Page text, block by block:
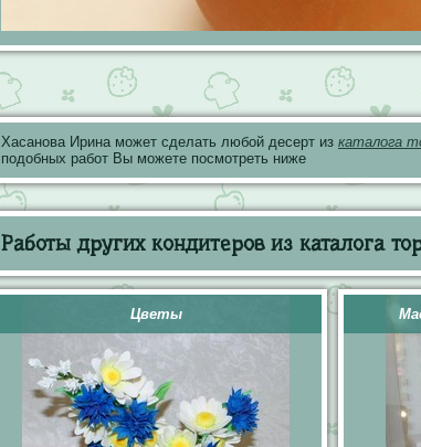
Хасанова Ирина может сделать любой десерт из каталога
подобных работ Вы можете посмотреть ниже
Работы других кондитеров из каталога
Цветы